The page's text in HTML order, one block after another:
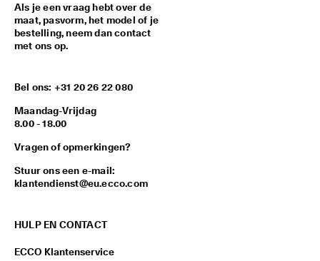
Als je een vraag hebt over de
maat, pasvorm, het model of je
bestelling, neem dan contact
met ons op.
Bel ons: +31 20 26 22 080
Maandag-Vrijdag
8.00 - 18.00
Vragen of opmerkingen?
Stuur ons een e-mail:
klantendienst@eu.ecco.com
HULP EN CONTACT
ECCO Klantenservice